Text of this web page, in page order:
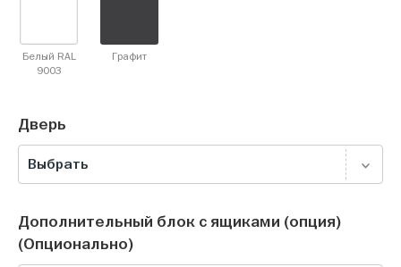
Белый RAL
9003
Графит
Дверь
Выбрать
Дополнительный блок с ящиками (опция)
(Опционально)